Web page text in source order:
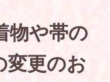
物や帯の
変更のお